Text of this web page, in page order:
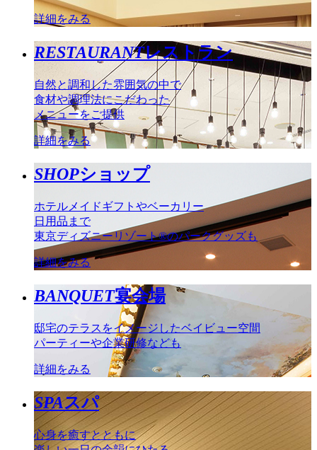
詳細をみる
RESTAURANTレストラン
自然と調和した雰囲気の中で
食材や調理法にこだわった
メニューをご提供
詳細をみる
SHOPショップ
ホテルメイドギフトやベーカリー
日用品まで
東京ディズニーリゾート®のパークグッズも
詳細をみる
BANQUET宴会場
邸宅のテラスをイメージしたベイビュー空間
パーティーや企業研修なども
詳細をみる
SPAスパ
心身を癒すとともに